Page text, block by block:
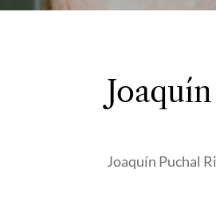
Joaquín Puchal